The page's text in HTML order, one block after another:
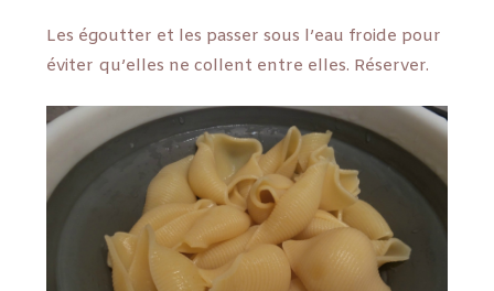
Les égoutter et les passer sous l’eau froide pour
éviter qu’elles ne collent entre elles. Réserver.